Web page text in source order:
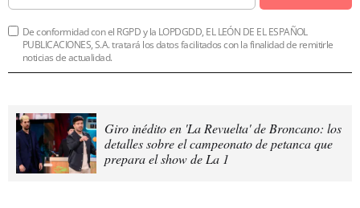
De conformidad con el RGPD y la LOPDGDD, EL LEÓN DE EL ESPAÑOL
PUBLICACIONES, S.A. tratará los datos facilitados con la finalidad de remitirle
noticias de actualidad.
Giro inédito en 'La Revuelta' de Broncano: los
detalles sobre el campeonato de petanca que
prepara el show de La 1